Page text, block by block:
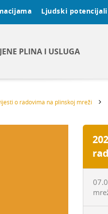
Ljudski potencijali
PLINA I USLUGA
o radovima na plinskoj mreži